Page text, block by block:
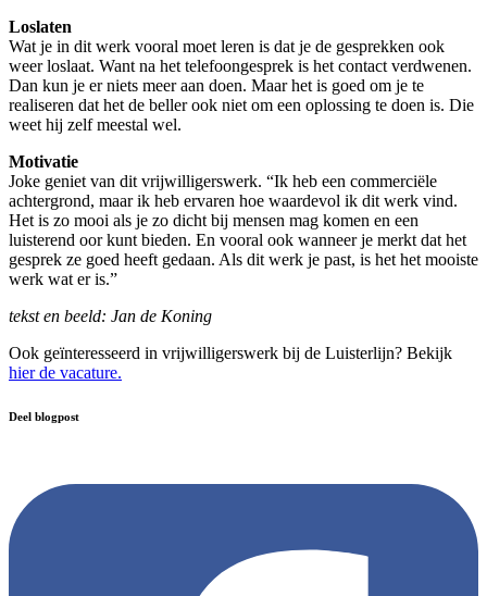
Loslaten
Wat je in dit werk vooral moet leren is dat je de gesprekken ook
weer loslaat. Want na het telefoongesprek is het contact verdwenen.
Dan kun je er niets meer aan doen. Maar het is goed om je te
realiseren dat het de beller ook niet om een oplossing te doen is. Die
weet hij zelf meestal wel.
Motivatie
Joke geniet van dit vrijwilligerswerk. “Ik heb een commerciële
achtergrond, maar ik heb ervaren hoe waardevol ik dit werk vind.
Het is zo mooi als je zo dicht bij mensen mag komen en een
luisterend oor kunt bieden. En vooral ook wanneer je merkt dat het
gesprek ze goed heeft gedaan. Als dit werk je past, is het het mooiste
werk wat er is.”
tekst en beeld: Jan de Koning
Ook geïnteresseerd in vrijwilligerswerk bij de Luisterlijn? Bekijk
hier de vacature.
Deel blogpost